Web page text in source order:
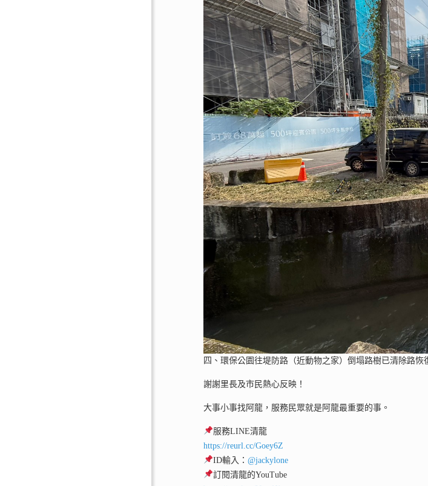
四、環保公園往堤防路（近動物之家）倒塌路樹已清除路恢
謝謝里長及市民熱心反映！
大事小事找阿龍，服務民眾就是阿龍最重要的事。
服務LINE清龍
https://reurl.cc/Goey6Z
ID輸入：@jackylone
訂閱清龍的YouTube